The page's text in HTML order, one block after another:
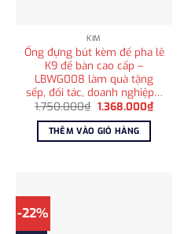
KIM
Ống đựng bút kèm đế pha lê
K9 để bàn cao cấp –
LBWG008 làm quà tặng
sếp, đối tác, doanh nghiệp…
1.750.000₫ Giá
là:
1.750.000₫.
1.368.000₫Giá
hiện
THÊM VÀO GIỎ HÀNG
-22%